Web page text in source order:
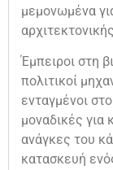
μεμονωμένα
Έμπειροι στη
πολιτικοί
ενταγμένοι
μοναδικές για
ανάγκες του
κατασκευή